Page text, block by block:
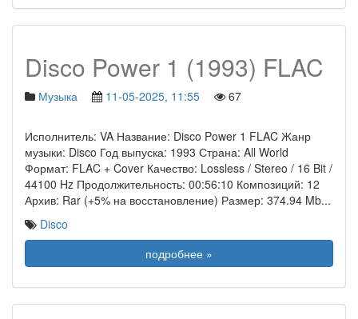
Disco Power 1 (1993) FLAC
Музыка 11-05-2025, 11:55 67
Исполнитель: VA Название: Disco Power 1 FLAC Жанр
музыки: Disco Год выпуска: 1993 Страна: All World
Формат: FLAC + Cover Качество: Lossless / Stereo / 16 Bit /
44100 Hz Продолжительность: 00:56:10 Композиций: 12
Архив: Rar (+5% на восстановление) Размер: 374.94 Mb...
Disco
подробнее »